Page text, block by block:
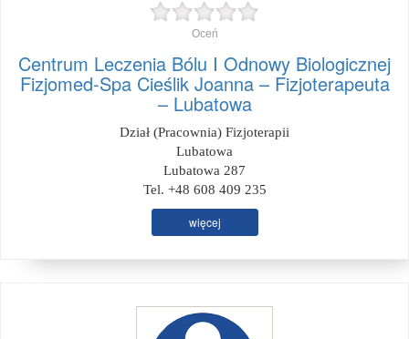
Oceń
Centrum Leczenia Bólu I Odnowy Biologicznej
Fizjomed-Spa Cieślik Joanna – Fizjoterapeuta
– Lubatowa
Dział (Pracownia) Fizjoterapii
Lubatowa
Lubatowa 287
Tel. +48 608 409 235
więcej